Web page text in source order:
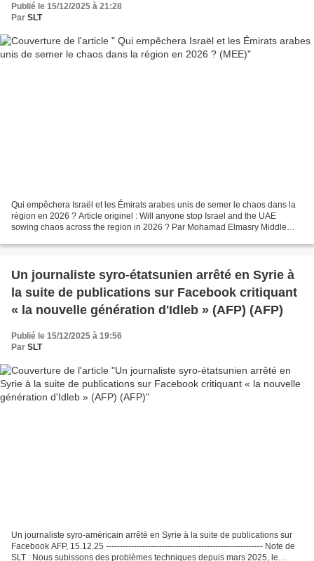
Publié le 15/12/2025 à 21:28
Par SLT
Qui empêchera Israël et les Émirats arabes unis de semer le chaos dans la
région en 2026 ? Article originel : Will anyone stop Israel and the UAE
sowing chaos across the region in 2026 ? Par Mohamad Elmasry Middle
Un journaliste syro-étatsunien arrêté en Syrie à
la suite de publications sur Facebook critiquant
« la nouvelle génération d'Idleb » (AFP) (AFP)
Publié le 15/12/2025 à 19:56
Par SLT
Un journaliste syro-américain arrêté en Syrie à la suite de publications sur
Facebook AFP, 15.12.25 -------------------------------------------------------- Note de
SLT : Nous subissons des problèmes techniques depuis mars 2025, le